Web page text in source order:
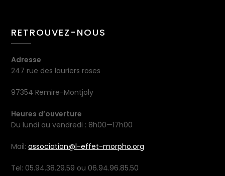
RETROUVEZ-NOUS
Adresse
247 rue des lauriers roses
97354 Remire-Montjoly
Heures d’ouverture
Du lundi au vendredi : 8h00—17h00
Mail:association@l-effet-morpho.org
Tel: 05.94.38.29.59 ou 06.94.96.85.50